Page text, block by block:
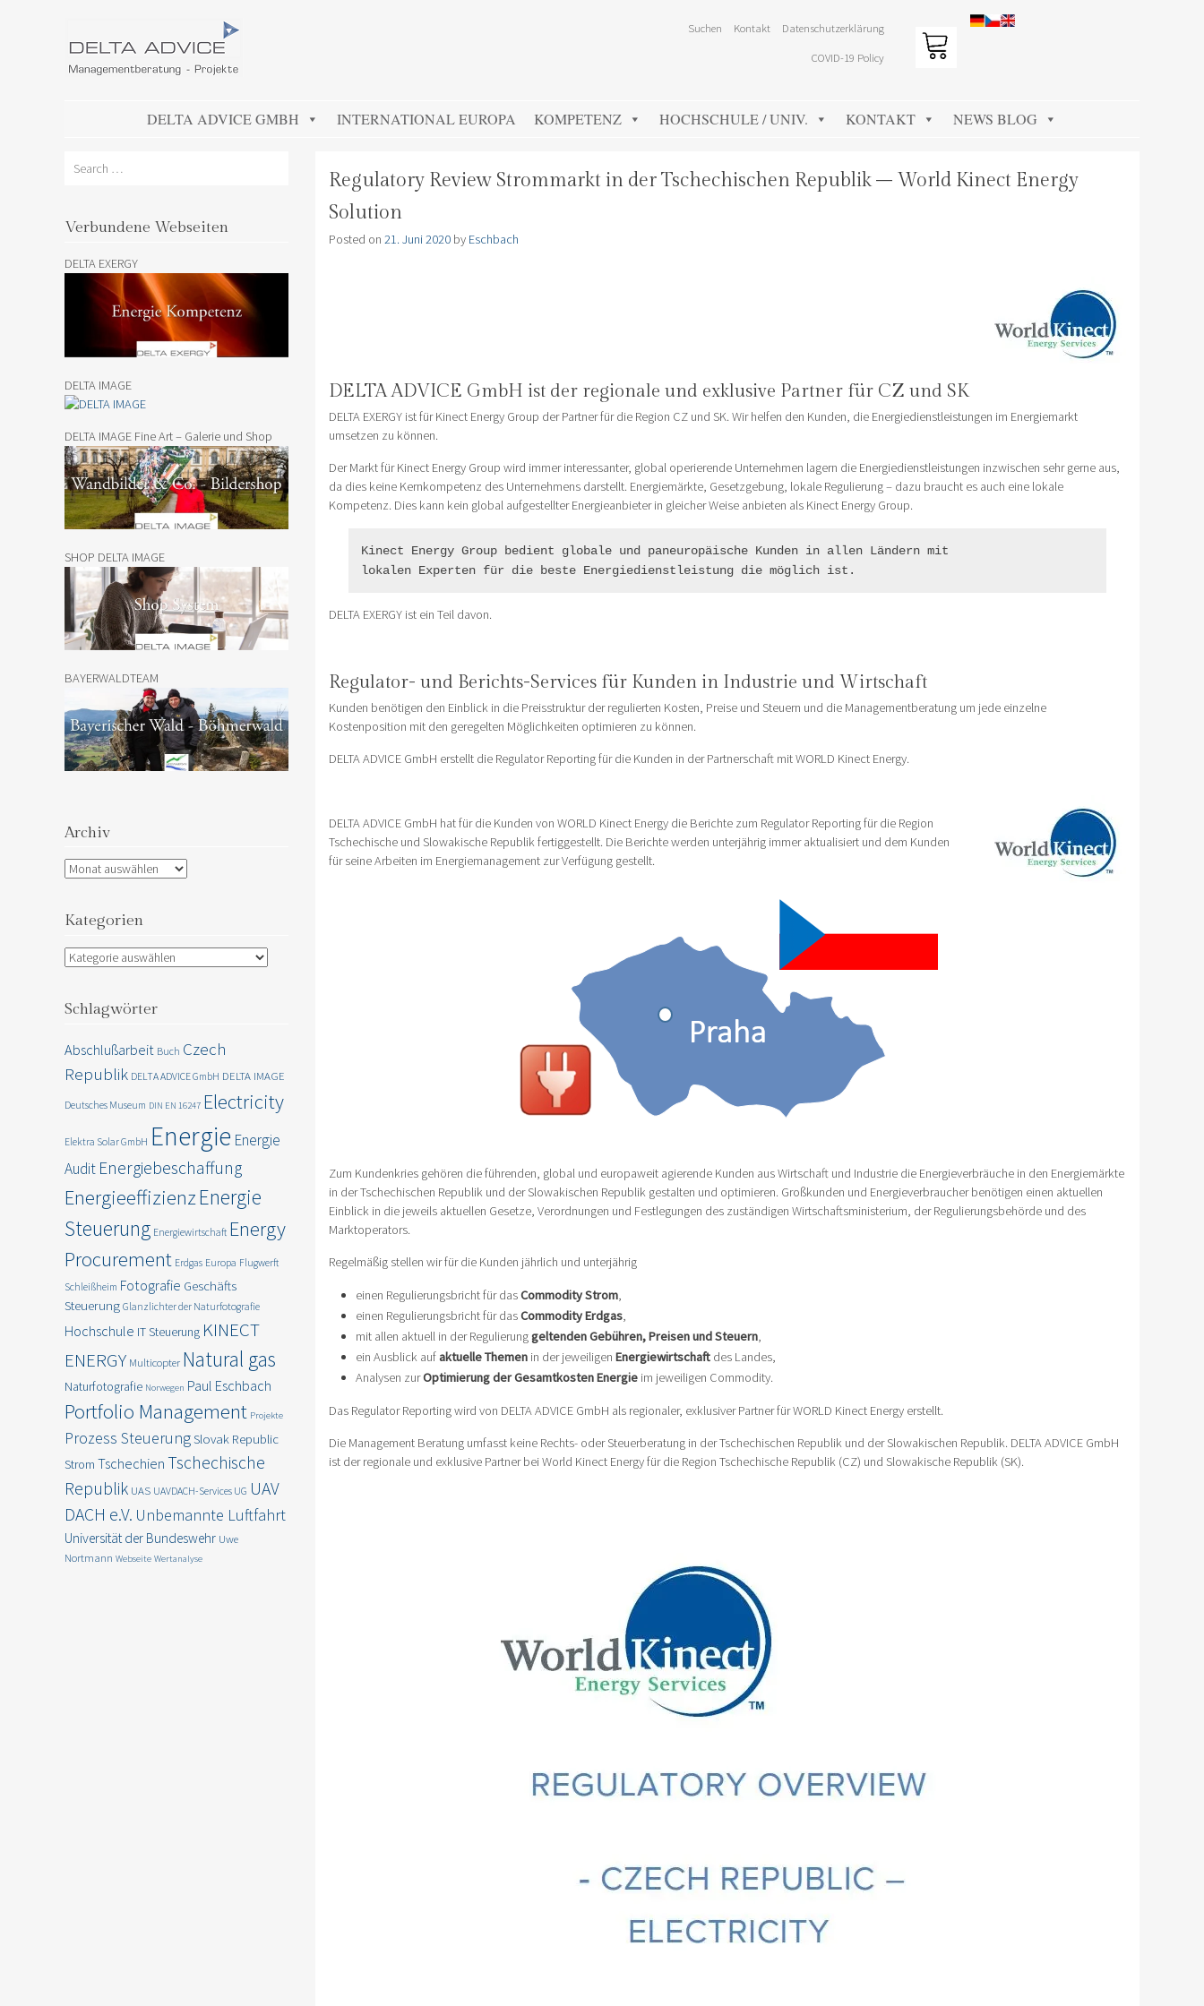
Suchen Kontakt Datenschutzerklärung
COVID-19 Policy
SKIP TO CONTENTDELTA ADVICE GMBH INTERNATIONAL EUROPA KOMPETENZ HOCHSCHULE / UNIV. KONTAKT NEWS BLOG
Regulatory Review Strommarkt in der Tschechischen Republik – World Kinect Energy
Solution
Posted on 21. Juni 2020 by Eschbach
DELTA ADVICE GmbH ist der regionale und exklusive Partner für CZ und SK
DELTA EXERGY ist für Kinect Energy Group der Partner für die Region CZ und SK. Wir helfen den Kunden, die Energiedienstleistungen im Energiemarkt
umsetzen zu können.
Der Markt für Kinect Energy Group wird immer interessanter, global operierende Unternehmen lagern die Energiedienstleistungen inzwischen sehr gerne aus,
da dies keine Kernkompetenz des Unternehmens darstellt. Energiemärkte, Gesetzgebung, lokale Regulierung – dazu braucht es auch eine lokale
Kompetenz. Dies kann kein global aufgestellter Energieanbieter in gleicher Weise anbieten als Kinect Energy Group.
Kinect Energy Group bedient globale und paneuropäische Kunden in allen Ländern mit
lokalen Experten für die beste Energiedienstleistung die möglich ist.
DELTA EXERGY ist ein Teil davon.
Regulator- und Berichts-Services für Kunden in Industrie und Wirtschaft
Kunden benötigen den Einblick in die Preisstruktur der regulierten Kosten, Preise und Steuern und die Managementberatung um jede einzelne
Kostenposition mit den geregelten Möglichkeiten optimieren zu können.
DELTA ADVICE GmbH erstellt die Regulator Reporting für die Kunden in der Partnerschaft mit WORLD Kinect Energy.
DELTA ADVICE GmbH hat für die Kunden von WORLD Kinect Energy die Berichte zum Regulator Reporting für die Region
Tschechische und Slowakische Republik fertiggestellt. Die Berichte werden unterjährig immer aktualisiert und dem Kunden
für seine Arbeiten im Energiemanagement zur Verfügung gestellt.
Zum Kundenkries gehören die führenden, global und europaweit agierende Kunden aus Wirtschaft und Industrie die Energieverbräuche in den Energiemärkte
in der Tschechischen Republik und der Slowakischen Republik gestalten und optimieren. Großkunden und Energieverbraucher benötigen einen aktuellen
Einblick in die jeweils aktuellen Gesetze, Verordnungen und Festlegungen des zuständigen Wirtschaftsministerium, der Regulierungsbehörde und des
Marktoperators.
Regelmäßig stellen wir für die Kunden jährlich und unterjährig
einen Regulierungsbricht für dasCommodity Strom,
einen Regulierungsbricht für dasCommodity Erdgas,
mit allen aktuell in der Regulierunggeltenden Gebühren, Preisen und Steuern,
ein Ausblick aufaktuelle Themen in der jeweiligen Energiewirtschaft des Landes,
Analysen zurOptimierung der Gesamtkosten Energie im jeweiligen Commodity.
Das Regulator Reporting wird von DELTA ADVICE GmbH als regionaler, exklusiver Partner für WORLD Kinect Energy erstellt.
Die Management Beratung umfasst keine Rechts- oder Steuerberatung in der Tschechischen Republik und der Slowakischen Republik. DELTA ADVICE GmbH
ist der regionale und exklusive Partner bei World Kinect Energy für die Region Tschechische Republik (CZ) und Slowakische Republik (SK).
Verbundene Webseiten
DELTA EXERGY
DELTA IMAGE
DELTA IMAGE Fine Art – Galerie und Shop
SHOP DELTA IMAGE
BAYERWALDTEAM
Archiv
Archiv
Kategorien
Kategorien
Schlagwörter
Abschlußarbeit Buch Czech
Republik DELTA ADVICE GmbH DELTA IMAGE
Deutsches Museum DIN EN 16247 Electricity
Elektra Solar GmbH Energie Energie
Audit Energiebeschaffung
EnergieeffizienzEnergie
Steuerung Energiewirtschaft Energy
Procurement Erdgas Europa Flugwerft
Schleißheim Fotografie Geschäfts
Steuerung Glanzlichter der Naturfotografie
Hochschule IT Steuerung KINECT
ENERGY Multicopter Natural gas
Naturfotografie Norwegen Paul Eschbach
Portfolio Management Projekte
Prozess SteuerungSlovak Republic
Strom Tschechien Tschechische
Republik UAS UAVDACH-Services UG UAV
DACH e.V. Unbemannte Luftfahrt
Universität der Bundeswehr Uwe
Nortmann Webseite Wertanalyse